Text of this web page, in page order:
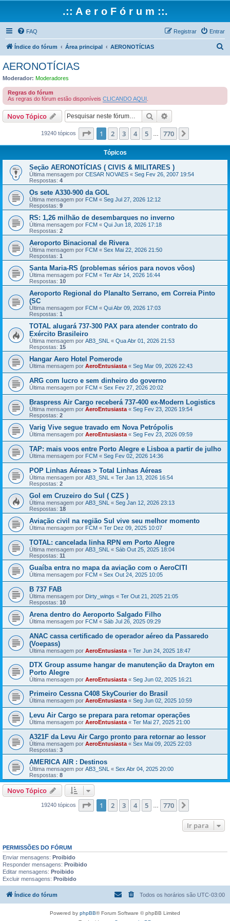
.:: A e r o F ó r u m ::.
FAQ Entrar
Registrar
Índice do fórum Área principal AERONOTÍCIAS
r
AERONOTÍCIAS
Moderador: Moderadores
Regras do fórum
As regras do fórum estão disponíveis CLICANDO AQUI
Novo Tópico Pesquisar
19240 tópicos Página de 770
1 2 3 4 5 770
Tópicos
Seção AERONOTÍCIAS ( CIVIS & MILITARES )
Última mensagem por CESAR NOVAES « Seg Fev 26, 2007 19:54
Respostas: 4
Os sete A330-900 da GOL
Última mensagem por FCM « Seg Jul 27, 2026 12:12
Respostas: 9
RS: 1,26 milhão de desembarques no inverno
Última mensagem por FCM « Qui Jun 18, 2026 17:18
Respostas: 2
Aeroporto Binacional de Rivera
Última mensagem por FCM « Sex Mai 22, 2026 21:50
Respostas: 1
Santa Maria-RS (problemas sérios para novos vôos)
Última mensagem por FCM « Ter Abr 14, 2026 16:44
Respostas: 10
Aeroporto Regional do Planalto Serrano, em Correia Pinto
(SC
Última mensagem por FCM « Qui Abr 09, 2026 17:03
Respostas: 1
TOTAL alugará 737-300 PAX para atender contrato do
Exército Brasileiro
Última mensagem por AB3_SNL « Qua Abr 01, 2026 21:53
Respostas: 15
Hangar Aero Hotel Pomerode
Última mensagem por AeroEntusiasta « Seg Mar 09, 2026 22:43
ARG com lucro e sem dinheiro do governo
Última mensagem por FCM « Sex Fev 27, 2026 20:02
Braspress Air Cargo receberá 737-400 ex-Modern Logistics
Última mensagem por AeroEntusiasta « Seg Fev 23, 2026 19:54
Respostas: 2
Varig Vive segue travado em Nova Petrópolis
Última mensagem por AeroEntusiasta « Seg Fev 23, 2026 09:59
TAP: mais voos entre Porto Alegre e Lisboa a partir de julho
Última mensagem por FCM « Seg Fev 02, 2026 14:36
POP Linhas Aéreas > Total Linhas Aéreas
Última mensagem por AB3_SNL « Ter Jan 13, 2026 16:54
Respostas: 2
Gol em Cruzeiro do Sul ( CZS )
Última mensagem por AB3_SNL « Seg Jan 12, 2026 23:13
Respostas: 18
Aviação civil na região Sul vive seu melhor momento
Última mensagem por FCM « Ter Dez 09, 2025 10:07
TOTAL: cancelada linha RPN em Porto Alegre
Última mensagem por AB3_SNL « Sáb Out 25, 2025 18:04
Respostas: 11
Guaíba entra no mapa da aviação com o AeroCITI
Última mensagem por FCM « Sex Out 24, 2025 10:05
B 737 FAB
Última mensagem por Dirty_wings « Ter Out 21, 2025 21:05
Respostas: 10
Arena dentro do Aeroporto Salgado Filho
Última mensagem por FCM « Sáb Jul 26, 2025 09:29
ANAC cassa certificado de operador aéreo da Passaredo
(Voepass)
Última mensagem por AeroEntusiasta « Ter Jun 24, 2025 18:47
DTX Group assume hangar de manutenção da Drayton em
Porto Alegre
Última mensagem por AeroEntusiasta « Seg Jun 02, 2025 16:21
Primeiro Cessna C408 SkyCourier do Brasil
Última mensagem por AeroEntusiasta « Seg Jun 02, 2025 10:59
Levu Air Cargo se prepara para retomar operações
Última mensagem por AeroEntusiasta « Ter Mai 27, 2025 21:00
A321F da Levu Air Cargo pronto para retornar ao lessor
Última mensagem por AeroEntusiasta « Sex Mai 09, 2025 22:03
Respostas: 3
AMERICA AIR : Destinos
Última mensagem por AB3_SNL « Sex Abr 04, 2025 20:00
Respostas: 8
Novo Tópico
19240 tópicos Página de 770
1 2 3 4 5 770
Ir para
PERMISSÕES DO FÓRUM
Enviar mensagens: Proibido
Responder mensagens: Proibido
Editar mensagens: Proibido
Excluir mensagens: Proibido
Índice do fórum Todos os horários são UTC-03:00
Powered by phpBB® Forum Software © phpBB Limited